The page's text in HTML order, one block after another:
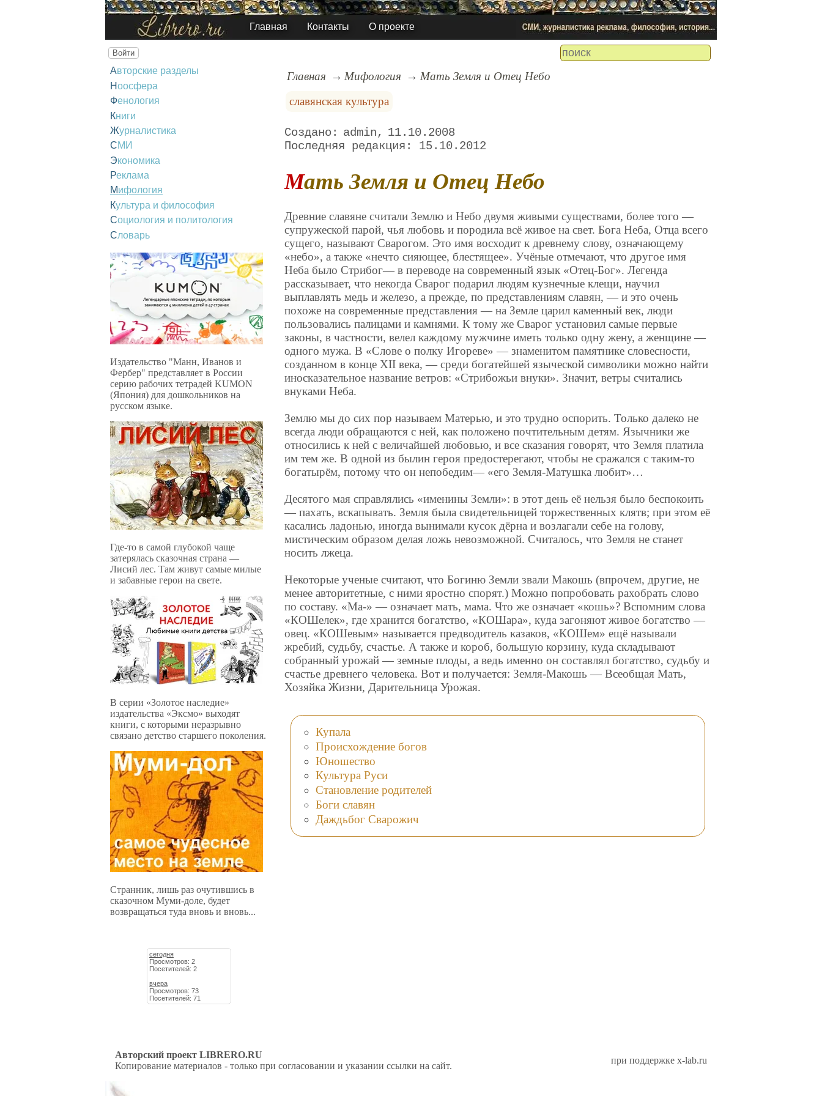
Главная Контакты О проекте
Войти
Авторские разделы
Ноосфера
Фенология
Книги
Журналистика
СМИ
Экономика
Реклама
Мифология
Культура и философия
Социология и политология
Словарь
Издательство "Манн, Иванов и
Фербер" представляет в России
серию рабочих тетрадей KUMON
(Япония) для дошкольников на
русском языке.
Где-то в самой глубокой чаще
затерялась сказочная страна —
Лисий лес. Там живут самые милые
и забавные герои на свете.
В серии «Золотое наследие»
издательства «Эксмо» выходят
книги, с которыми неразрывно
связано детство старшего поколения.
Странник, лишь раз очутившись в
сказочном Муми-доле, будет
возвращаться туда вновь и вновь...
сегодня
Просмотров: 2
Посетителей: 2
вчера
Просмотров: 73
Посетителей: 71
Главная Мифология
Мать Земля и Отец Небо
славянская культура
admin
11.10.2008
15.10.2012
Мать Земля и Отец Небо
Древние славяне считали Землю и Небо двумя живыми существами, более того —
супружеской парой, чья любовь и породила всё живое на свет. Бога Неба, Отца всего
сущего, называют Сварогом. Это имя восходит к древнему слову, означающему
«небо», а также «нечто сияющее, блестящее». Учёные отмечают, что другое имя
Неба было Стрибог— в переводе на современный язык «Отец-Бог». Легенда
рассказывает, что некогда Сварог подарил людям кузнечные клещи, научил
выплавлять медь и железо, а прежде, по представлениям славян, — и это очень
похоже на современные представления — на Земле царил каменный век, люди
пользовались палицами и камнями. К тому же Сварог установил самые первые
законы, в частности, велел каждому мужчине иметь только одну жену, а женщине —
одного мужа. В «Слове о полку Игореве» — знаменитом памятнике словесности,
созданном в конце XII века, — среди богатейшей языческой символики можно найти
иносказательное название ветров: «Стрибожьи внуки». Значит, ветры считались
внуками Неба.
Землю мы до сих пор называем Матерью, и это трудно оспорить. Только далеко не
всегда люди обращаются с ней, как положено почтительным детям. Язычники же
относились к ней с величайшей любовью, и все сказания говорят, что Земля платила
им тем же. В одной из былин героя предостерегают, чтобы не сражался с таким-то
богатырём, потому что он непобедим— «его Земля-Матушка любит»…
Десятого мая справлялись «именины Земли»: в этот день её нельзя было беспокоить
— пахать, вскапывать. Земля была свидетельницей торжественных клятв; при этом её
касались ладонью, иногда вынимали кусок дёрна и возлагали себе на голову,
мистическим образом делая ложь невозможной. Считалось, что Земля не станет
носить лжеца.
Некоторые ученые считают, что Богиню Земли звали Макошь (впрочем, другие, не
менее авторитетные, с ними яростно спорят.) Можно попробовать рахобрать слово
по составу. «Ма-» — означает мать, мама. Что же означает «кошь»? Вспомним слова
«КОШелек», где хранится богатство, «КОШара», куда загоняют живое богатство —
овец. «КОШевым» называется предводитель казаков, «КОШем» ещё называли
жребий, судьбу, счастье. А также и короб, большую корзину, куда складывают
собранный урожай — земные плоды, а ведь именно он составлял богатство, судьбу и
счастье древнего человека. Вот и получается: Земля-Макошь — Всеобщая Мать,
Хозяйка Жизни, Дарительница Урожая.
Купала
Происхождение богов
Юношество
Культура Руси
Становление родителей
Боги славян
Даждьбог Сварожич
Авторский проект LIBRERO.RU
Копирование материалов - только при согласовании и указании ссылки на сайт.
при поддержке x-lab.ru